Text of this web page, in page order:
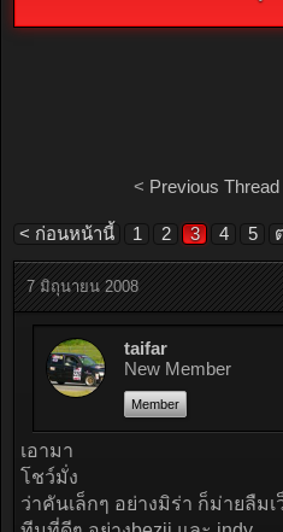
< Previous Thread
< ก่อนหน้านี้ 1 2 3 4 5
7 มิถุนายน 2008
taifar
New Member
Member
เอามา
โชว์มั่ง
ว่าคันเล็กๆ อย่างมิร่า ก็ม่ายลืม